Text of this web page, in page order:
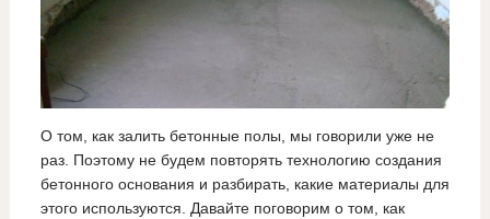
О том, как залить бетонные полы, мы говорили уже не
раз. Поэтому не будем повторять технологию создания
бетонного основания и разбирать, какие материалы для
этого используются. Давайте поговорим о том, как